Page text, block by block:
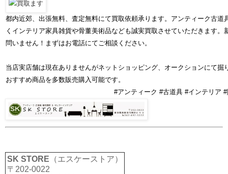
都内近郊、出張無料、査定無料にて買取依頼承ります。アンティーク古道
くインテリア家具雑貨や骨董美術品なども誠実買取させていただきます。
問いません！まずはお電話にてご相談ください。
当店実店舗は現在ありませんがネットショッピング、オークションにて掘
おすすめ商品を多数販売購入可能です。
#アンティーク #古道具 #インテリア
SK STORE （エスケーストア）
〒202-0022